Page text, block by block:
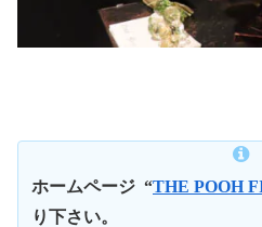
ホームページ “THE POOH
り下さい。